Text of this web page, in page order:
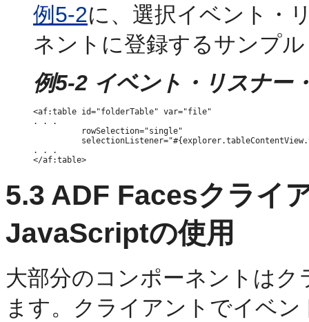
例5-2に、選択イベント・
ネントに登録するサンプ
例5-2 イベント・リスナー
<af:table id="folderTable" var="file"
. . .
          rowSelection="single"
. . .
5.3 ADF Facesクライ
JavaScriptの使用
大部分のコンポーネントは
ます。クライアントでイベ